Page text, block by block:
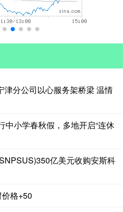
津分公司以心服务架桥梁 温情
中小学春秋假，多地开启“连休
亿美元收购安斯科
格+50